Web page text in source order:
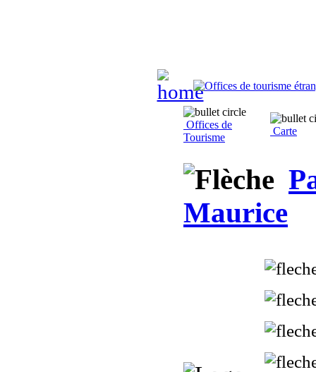
Offices de
Tourisme
Carte
Maurice